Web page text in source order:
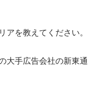
を教えてください。
大手広告会社の新東通